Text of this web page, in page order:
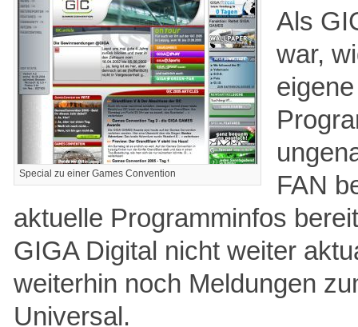
Special zu einer Games Convention
Als
war,
FAN
aktuelle Programminfos
GIGA Digital nicht weiter
weiterhin noch Meldungen
Universal.